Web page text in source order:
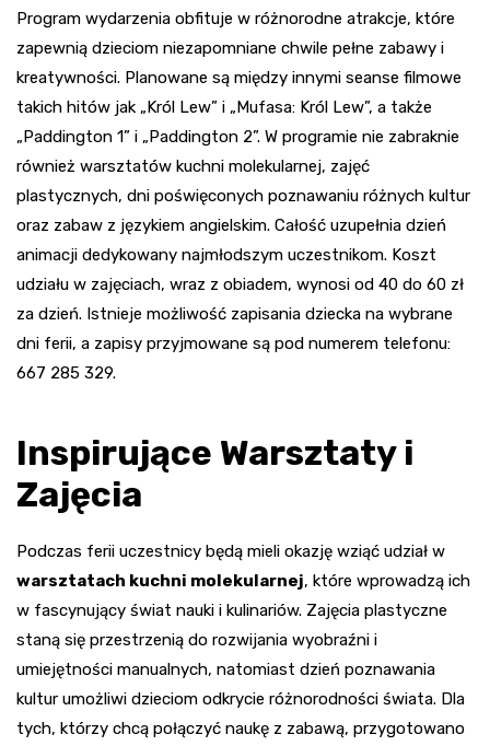
Program wydarzenia obfituje w różnorodne atrakcje, które
zapewnią dzieciom niezapomniane chwile pełne zabawy i
kreatywności. Planowane są między innymi seanse filmowe
takich hitów jak „Król Lew” i „Mufasa: Król Lew”, a także
„Paddington 1” i „Paddington 2”. W programie nie zabraknie
również warsztatów kuchni molekularnej, zajęć
plastycznych, dni poświęconych poznawaniu różnych kultur
oraz zabaw z językiem angielskim. Całość uzupełnia dzień
animacji dedykowany najmłodszym uczestnikom. Koszt
udziału w zajęciach, wraz z obiadem, wynosi od 40 do 60 zł
za dzień. Istnieje możliwość zapisania dziecka na wybrane
dni ferii, a zapisy przyjmowane są pod numerem telefonu:
667 285 329.
Inspirujące Warsztaty i
Zajęcia
Podczas ferii uczestnicy będą mieli okazję wziąć udział w
warsztatach kuchni molekularnej, które wprowadzą ich
w fascynujący świat nauki i kulinariów. Zajęcia plastyczne
staną się przestrzenią do rozwijania wyobraźni i
umiejętności manualnych, natomiast dzień poznawania
kultur umożliwi dzieciom odkrycie różnorodności świata. Dla
tych, którzy chcą połączyć naukę z zabawą, przygotowano